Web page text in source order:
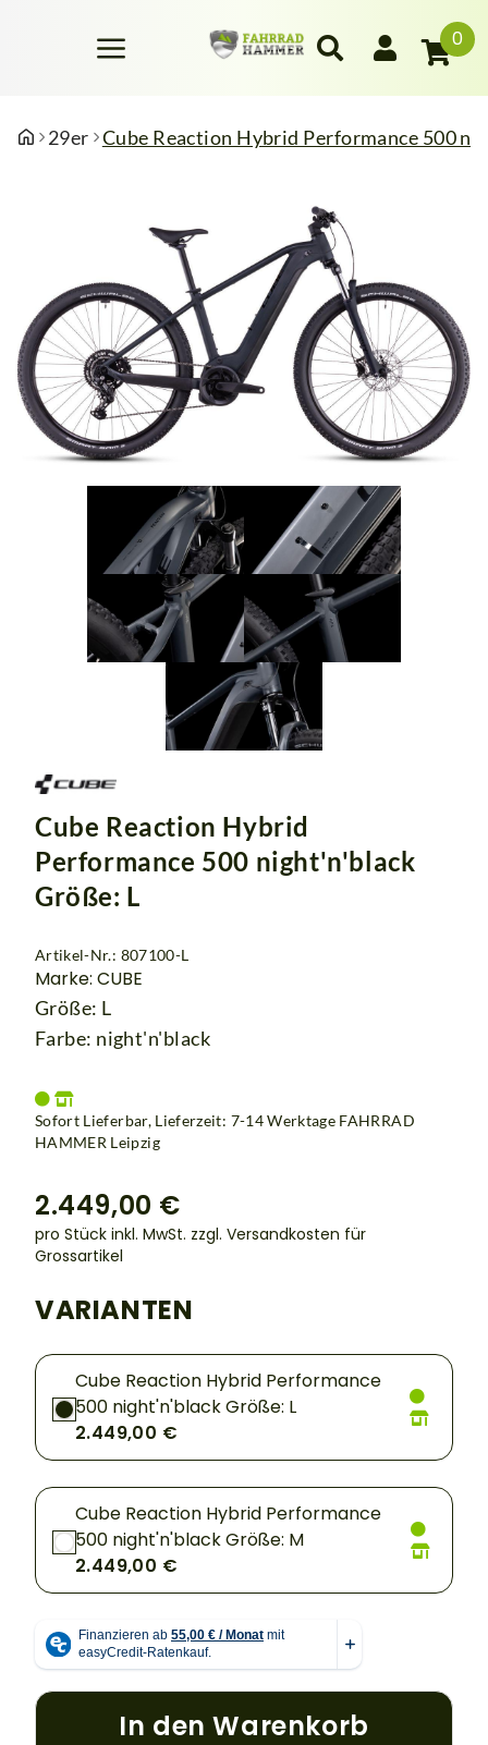
0
29er Cube Reaction Hybrid Performance 500
Cube Reaction Hybrid
Performance 500 night'n'black
Größe: L
Artikel-Nr.: 807100-L
Marke: CUBE
Größe: L
Farbe: night'n'black
Sofort Lieferbar, Lieferzeit: 7-14 Werktage FAHRRAD
HAMMER Leipzig
2.449,00 €
pro Stück inkl. MwSt. zzgl. Versandkosten für
Grossartikel
VARIANTEN
Cube Reaction Hybrid Performance
500 night'n'black Größe: L
2.449,00 €
Cube Reaction Hybrid Performance
500 night'n'black Größe: M
2.449,00 €
In den Warenkorb